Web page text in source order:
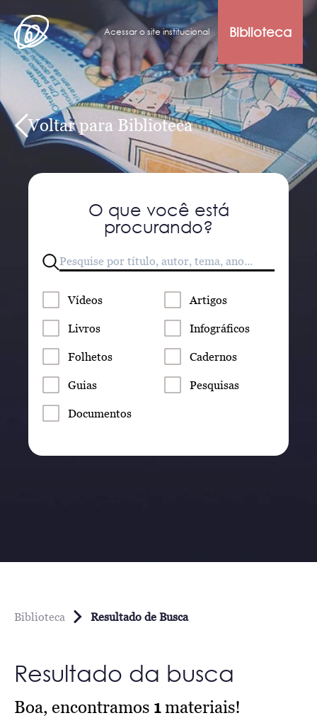
Acessar o site institucional Biblioteca
Voltar para Biblioteca
O que você está
procurando?
Vídeos Artigos
Livros Infográficos
Folhetos Cadernos
Guias Pesquisas
Documentos
Biblioteca Resultado de Busca
Resultado da busca
Boa, encontramos 1materiais!